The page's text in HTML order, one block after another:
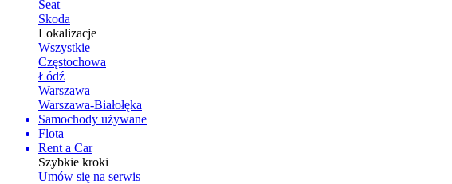
Seat
Skoda
Lokalizacje
Wszystkie
Częstochowa
Łódź
Warszawa
Warszawa-Białołęka
Samochody używane
Flota
Rent a Car
Szybkie kroki
Umów się na serwis